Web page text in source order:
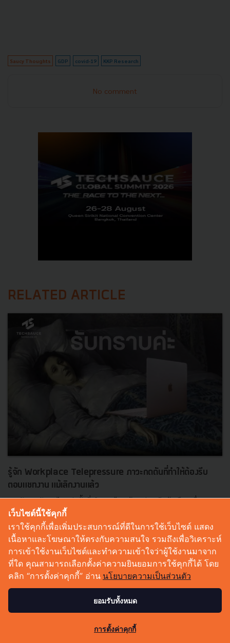
Saucy Thoughts GDP covid-19 KKP Research
No comment
RELATED ARTICLE
รู้จัก Workplace Telepressure ภาวะกดดันที่ทำให้ต้องรีบ
ตอบแชทงาน แม้เลิกงานแล้ว
เด้งขึ้นมา เราก็มักจะรีบหยิบมือถือมาอ่านทันที เพราะลึก ๆ ในใจรู้สึกว่า
ต้องรีบตอบเดี๋ยวนั้น Workplace Telepressure...
สิงหาคม 7, 2026 | By Techsauce Team
Saucy Thoughts หัวหน้า การทำงาน ความกดดัน
เว็บไซต์นี้ใช้คุกกี้
เราใช้คุกกี้เพื่อเพิ่มประสบการณ์ที่ดีในการใช้เว็บไซต์ แสดง
เนื้อหาและโฆษณาให้ตรงกับความสนใจ รวมถึงเพื่อวิเคราะห์
การเข้าใช้งานเว็บไซต์และทำความเข้าใจว่าผู้ใช้งานมาจาก
ที่ใด คุณสามารถเลือกตั้งค่าความยินยอมการใช้คุกกี้ได้ โดย
คลิก “การตั้งค่าคุกกี้” อ่าน นโยบายความเป็นส่วนตัว
ยอมรับทั้งหมด
การตั้งค่าคุกกี้